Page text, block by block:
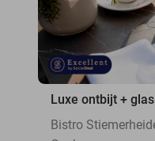
Luxe ontbijt +
Bistro